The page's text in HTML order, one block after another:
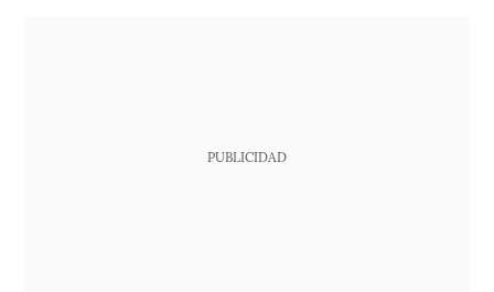
PUBLICIDAD